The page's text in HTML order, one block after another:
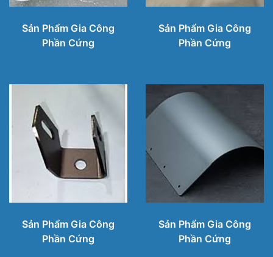
Sản Phẩm Gia Công
Phần Cứng
Sản Phẩm Gia Công
Phần Cứng
Sản Phẩm Gia Công
Phần Cứng
Sản Phẩm Gia Công
Phần Cứng